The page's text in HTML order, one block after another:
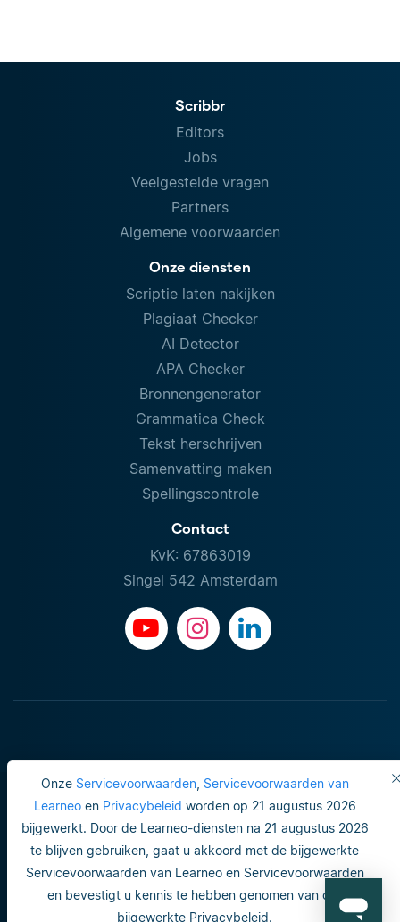
Onze Servicevoorwaarden, Servicevoorwaarden van
Learneoen Privacybeleid worden op 21 augustus 2026
bijgewerkt. Door de Learneo-diensten na 21 augustus 2026
te blijven gebruiken, gaat u akkoord met de bijgewerkte
Servicevoorwaarden van Learneo en Servicevoorwaarden
en bevestigt u kennis te hebben genomen van ons
bijgewerkte Privacybeleid.
Scribbr
Editors
Jobs
Veelgestelde vragen
Partners
Algemene voorwaarden
Onze diensten
Scriptie laten nakijken
Plagiaat Checker
AI Detector
APA Checker
Bronnengenerator
Grammatica Check
Tekst herschrijven
Samenvatting maken
Spellingscontrole
Contact
KvK: 67863019
Singel 542 Amsterdam
Gebruiksvoorwaarden
Do not sell or share my personal info
Veiligheid en privacy